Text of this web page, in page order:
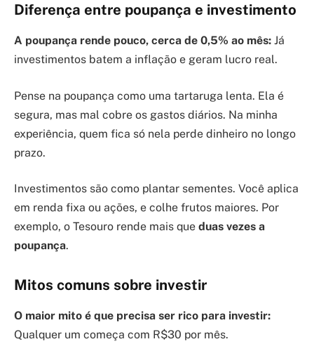
Diferença entre poupança e investimento
A poupança rende pouco, cerca de 0,5% ao mês: Já
investimentos batem a inflação e geram lucro real.
Pense na poupança como uma tartaruga lenta. Ela é
segura, mas mal cobre os gastos diários. Na minha
experiência, quem fica só nela perde dinheiro no longo
prazo.
Investimentos são como plantar sementes. Você aplica
em renda fixa ou ações, e colhe frutos maiores. Por
exemplo, o Tesouro rende mais que duas vezes a
poupança.
Mitos comuns sobre investir
O maior mito é que precisa ser rico para investir:
Qualquer um começa com R$30 por mês.